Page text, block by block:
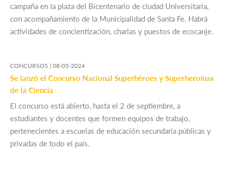
campaña en la plaza del Bicentenario de ciudad Universitaria,
con acompañamiento de la Municipalidad de Santa Fe. Habrá
actividades de concientización, charlas y puestos de ecocanje.
CONCURSOS | 08-05-2024
Se lanzó el Concurso Nacional Superhéroes y Superheroínas
de la Ciencia
El concurso está abierto, hasta el 2 de septiembre, a
estudiantes y docentes que formen equipos de trabajo,
pertenecientes a escuelas de educación secundaria públicas y
privadas de todo el país.